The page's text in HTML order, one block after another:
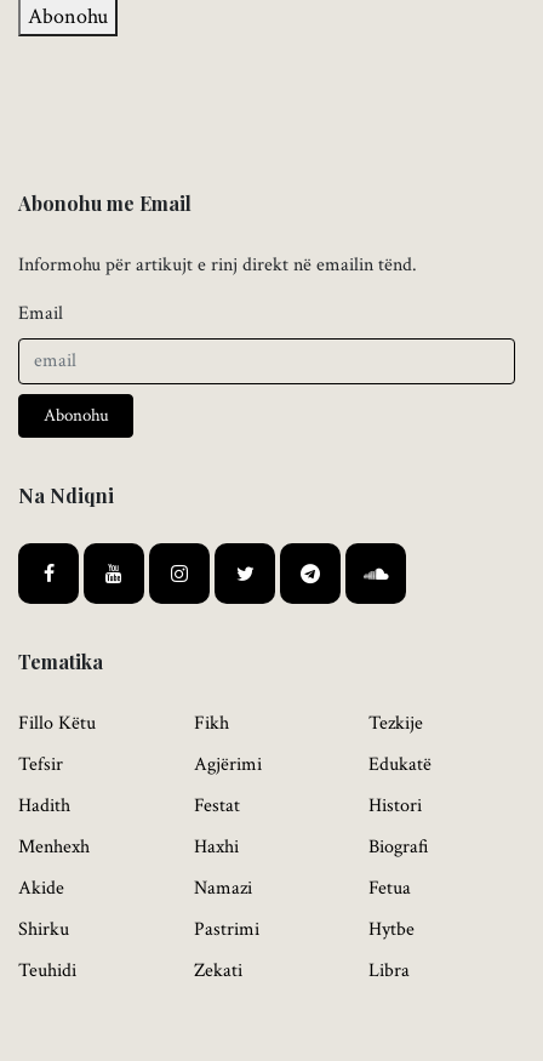
Abonohu
Abonohu me Email
Informohu për artikujt e rinj direkt në emailin tënd.
Email
Abonohu
Na Ndiqni
Tematika
Fillo Këtu
Tefsir
Hadith
Menhexh
Akide
Shirku
Teuhidi
Fikh
Agjërimi
Festat
Haxhi
Namazi
Pastrimi
Zekati
Tezkije
Edukatë
Histori
Biografi
Fetua
Hytbe
Libra